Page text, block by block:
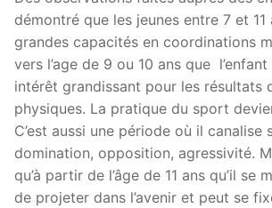
démontré que les jeunes entre 7 et 11
grandes capacités en coordinations
vers l’age de 9 ou 10 ans que
intérêt grandissant pour les résultats
physiques. La pratique du sport
C’est aussi une période où il canalise
domination, opposition, agressivité.
qu’à partir de l’âge de 11 ans qu’il se
de projeter dans l’avenir et peut se